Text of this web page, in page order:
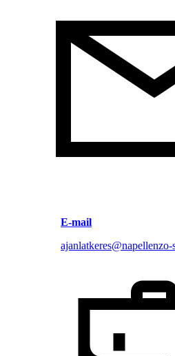
E-mail
ajanlatkeres@napellenzo-